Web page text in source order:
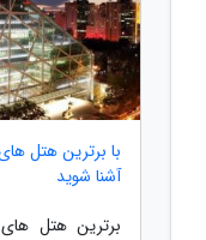
با برترین هتل
آشنا شوید
برترین هتل